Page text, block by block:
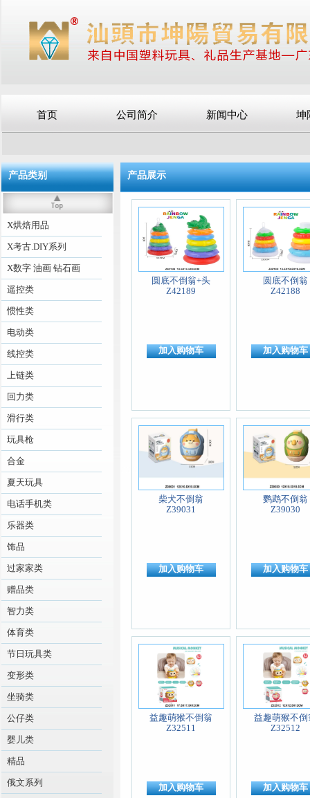
首页 公司简介 新闻中心 坤
产品类别
X烘焙用品
X考古.DIY系列
X数字 油画 钻石画
遥控类
惯性类
电动类
线控类
上链类
回力类
滑行类
玩具枪
合金
夏天玩具
电话手机类
乐器类
饰品
过家家类
赠品类
智力类
体育类
节日玩具类
变形类
坐骑类
公仔类
婴儿类
精品
俄文系列
产品展示
圆底不倒翁+头
Z42189
加入购物车
圆底不倒翁
Z42188
加入购物车
柴犬不倒翁
Z39031
加入购物车
鹦鹉不倒翁
Z39030
加入购物车
益趣萌猴不倒翁
Z32511
加入购物车
益趣萌猴不倒
Z32512
加入购物车